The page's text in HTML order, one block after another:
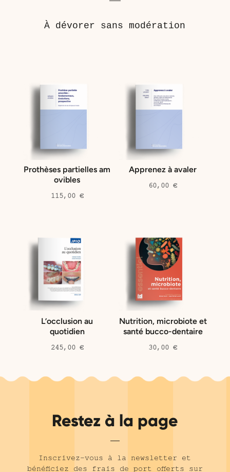
À dévorer sans modération
Prothèses partielles am
ovibles
115,00 €
Apprenez à avaler
60,00€
L’occlusion au
quotidien
245,00 €
Nutrition, microbiote et
santé bucco-dentaire
30,00€
Restez à la page
Inscrivez-vous à la newsletter et
bénéficiez des frais de port offerts sur